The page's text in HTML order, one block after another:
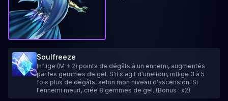
Soulfreeze
Inflige (M + 2) points de dégâts à un ennemi, augmentés
par les gemmes de gel. S'il s'agit d'une tour, inflige 3 à 5
fois plus de dégâts, selon mon niveau d'ascension. Si
l'ennemi meurt, crée 8 gemmes de gel. (Bonus : x2)